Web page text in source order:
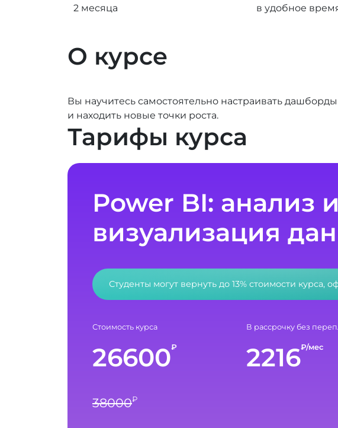
2 месяца в удобное
О курсе
Вы научитесь самостоятельно настраивать
и находить новые точки роста.
Тарифы курса
Power BI: анализ и
визуализация
Студенты могут вернуть до 13% стоимости курса,
Стоимость курса
26600₽
38000₽
В рассрочку без
2216₽/мес